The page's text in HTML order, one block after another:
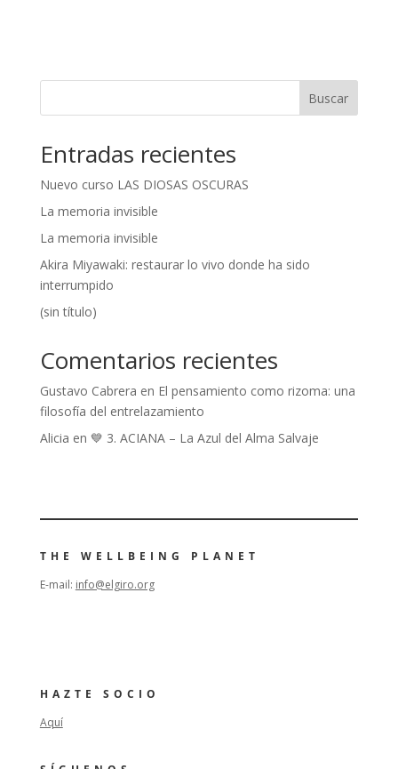
e
:
Buscar
Entradas recientes
Nuevo curso LAS DIOSAS OSCURAS
La memoria invisible
La memoria invisible
Akira Miyawaki: restaurar lo vivo donde ha sido
interrumpido
(sin título)
Comentarios recientes
Gustavo Cabrera en El pensamiento como rizoma: una
filosofía del entrelazamiento
Alicia en 💙 3. ACIANA – La Azul del Alma Salvaje
THE WELLBEING PLANET
E-mail: info@elgiro.org
HAZTE SOCIO
Aquí